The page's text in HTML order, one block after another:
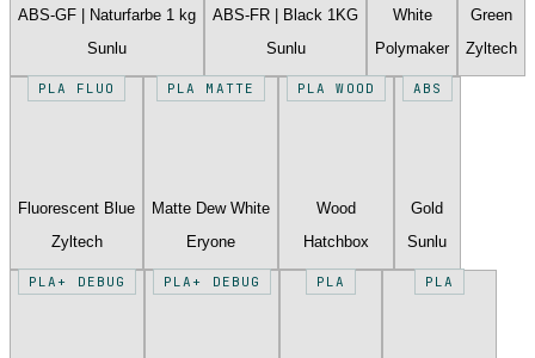
ABS-GF | Naturfarbe 1 kg
Sunlu
ABS-FR | Black 1KG
Sunlu
White
Polymaker
Green
Zyltech
PLA FLUO
Fluorescent Blue
Zyltech
PLA MATTE
Matte Dew White
Eryone
PLA WOOD
Wood
Hatchbox
ABS
Gold
Sunlu
PLA+ DEBUG PLA+ DEBUG PLA PLA